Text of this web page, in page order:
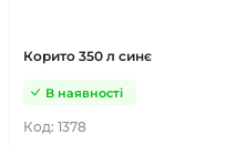
Корито 350 л синє
Код: 1378
В наявності